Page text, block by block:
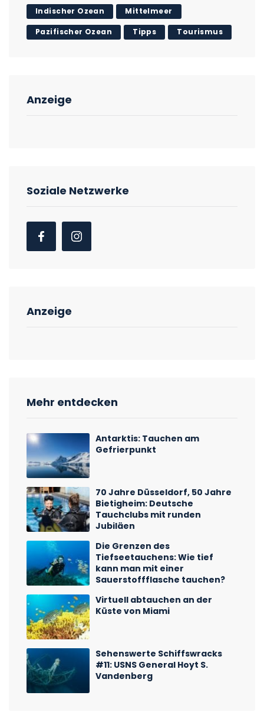
Indischer Ozean Mittelmeer
Pazifischer Ozean Tipps Tourismus
Anzeige
Soziale Netzwerke
Anzeige
Mehr entdecken
Antarktis: Tauchen am
Gefrierpunkt
70 Jahre Düsseldorf, 50 Jahre
Bietigheim: Deutsche
Tauchclubs mit runden
Jubiläen
Die Grenzen des
Tiefseetauchens: Wie tief
kann man mit einer
Sauerstoffflasche tauchen?
Virtuell abtauchen an der
Küste von Miami
Sehenswerte Schiffswracks
#11: USNS General Hoyt S.
Vandenberg